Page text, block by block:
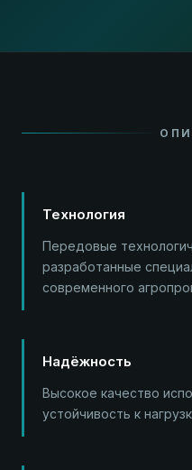
Технология
Передовые
разработанные
современного
Надёжность
Высокое качество
устойчивость к